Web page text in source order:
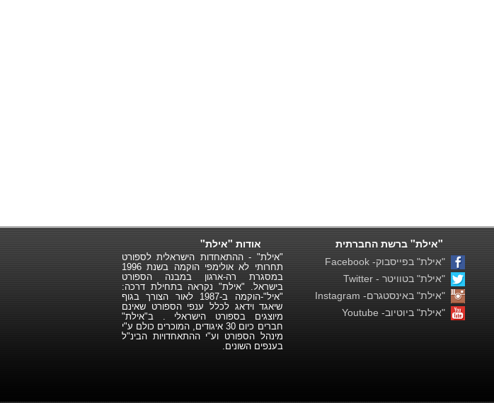
אודות "אילת"
"אילת" - ההתאחדות הישראלית לספורט
תחרותי לא אולימפי הוקמה בשנת 1996
במסגרת רה-ארגון במבנה הספורט
בישראל. "אילת" נקראה בתחילת דרכה:
"איל"-הוקמה ב-1987 לאור הצורך בגוף
שיאגד וידאג לכלל ענפי הספורט שאינם
מיוצגים בספורט הישראלי . ב"אילת"
חברים כיום 30 איגודים, המוכרים כולם ע"י
מינהל הספורט וע"י ההתאחדויות הבינ"ל
בענפים השונים.
"אילת" ברשת החברתית
"אילת" בפייסבוק- Facebook
"אילת" בטוויטר - Twitter
"אילת" באינסטגרם- Instagram
"אילת" ביוטיוב- Youtube